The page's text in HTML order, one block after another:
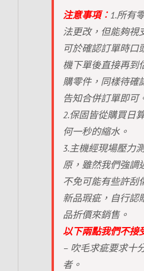
注意事項︰ 1.所有
法更改，但能夠視
可於確認訂單時口
機下單後直接再到
購零件，同樣待確
告知合併訂單即可
2.保固皆從購買日
何一秒的縮水。
3.主機經現場壓力
原，雖然我們強調
不免可能有些許刮
新品瑕疵，自行認
品折價來銷售。
以下兩點我們不接
– 吹毛求疵要求十
者。